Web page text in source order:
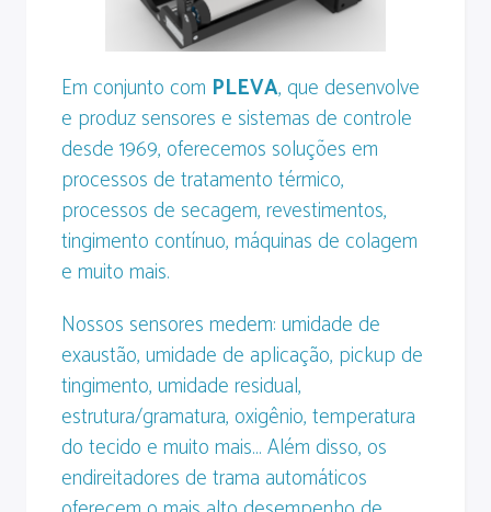
Em conjunto com PLEVA, que desenvolve
e produz sensores e sistemas de controle
desde 1969, oferecemos soluções em
processos de tratamento térmico,
processos de secagem, revestimentos,
tingimento contínuo, máquinas de colagem
e muito mais.
Nossos sensores medem: umidade de
exaustão, umidade de aplicação, pickup de
tingimento, umidade residual,
estrutura/gramatura, oxigênio, temperatura
do tecido e muito mais… Além disso, os
endireitadores de trama automáticos